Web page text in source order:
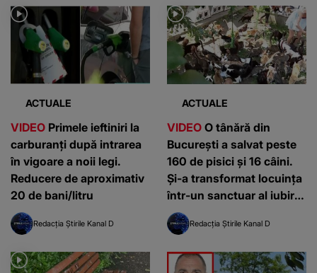
ACTUALE
VIDEO Primele ieftiniri la
carburanți după intrarea
în vigoare a noii legi.
Reducere de aproximativ
20 de bani/litru
Redacția Știrile Kanal D
ACTUALE
VIDEO O tânără din
București a salvat peste
160 de pisici și 16 câini.
Și-a transformat locuința
într-un sanctuar al iubirii
pentru animale
Redacția Știrile Kanal D